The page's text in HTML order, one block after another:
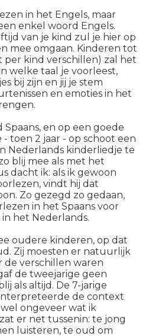
in het Engels, maar
enkel woord Engels.
van je kind zul je hier op
mee omgaan. Kinderen tot
per kind verschillen) zal het
welke taal je voorleest,
bij zijn en jij je stem
en emoties in het
Spaans, en op een goede
toen 2 jaar - op schoot een
Nederlands kinderliedje te
blij mee als met het
dacht ik: als ik gewoon
vindt hij dat
Zo gezegd zo gedaan,
in het Spaans voor
het Nederlands.
oudere kinderen, op dat
Zij moesten er natuurlijk
de verschillen waren
de tweejarige geen
als altijd. De 7-jarige
de context
ongeveer wat ik
er net tussenin: te jong
luisteren, te oud om